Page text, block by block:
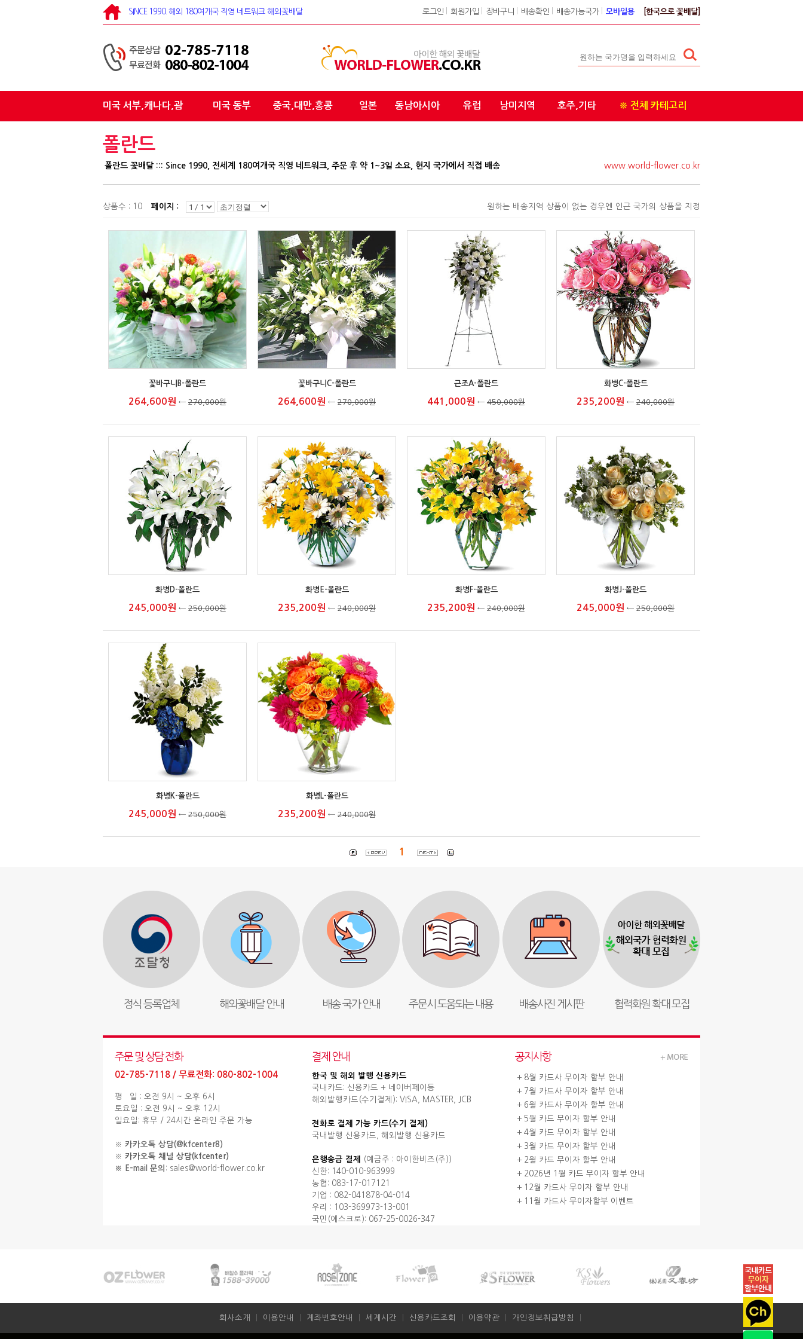
SINCE 1990. 해외 180여개국 직영 네트워크 해외꽃배달 로그인 회원가입 장바구니 배송확인 배송가능국가 모바일용 [한국으로 꽃배달]
미국 서부,캐나다,괌 미국 동부 중국,대만,홍콩 일본 동남아시아 유럽 남미지역 호주,기타 ※ 전체 카테고리
폴란드
폴란드 꽃배달 ::: Since 1990, 전세계 180여개국 직영 네트워크, 주문 후 약 1~3일 소요, 현지 국가에서 직접 배송 www.world-flower.co.kr
상품수 : 10 페이지 : 원하는 배송지역 상품이 없는 경우엔 인근 국가의 상품을 지정
꽃바구니B-폴란드
264,600원 ← 270,000원
꽃바구니C-폴란드
264,600원 ← 270,000원
근조A-폴란드
441,000원 ← 450,000원
화병C-폴란드
235,200원 ← 240,000원
화병D-폴란드
245,000원 ← 250,000원
화병E-폴란드
235,200원 ← 240,000원
화병F-폴란드
235,200원 ← 240,000원
화병J-폴란드
245,000원 ← 250,000원
화병K-폴란드
245,000원 ← 250,000원
화병L-폴란드
235,200원 ← 240,000원
1
정식 등록업체 해외꽃배달 안내 배송 국가 안내 주문시 도움되는 내용 배송사진 게시판 협력화원 확대 모집
주문 및 상담 전화
02-785-7118 / 무료전화: 080-802-1004
평 일 : 오전 9시 ~ 오후 6시
토요일 : 오전 9시 ~ 오후 12시
일요일: 휴무 / 24시간 온라인 주문 가능
※ 카카오톡 상담(@kfcenter8)
※ 카카오톡 채널 상담(kfcenter)
※ E-mail 문의 : sales@world-flower.co.kr
결제 안내
한국 및 해외 발행 신용카드
국내카드: 신용카드 + 네이버페이등
해외발행카드(수기결제): VISA, MASTER, JCB
전화로 결제 가능 카드(수기 결제)
국내발행 신용카드, 해외발행 신용카드
은행송금 결제
(예금주 : 아이한비즈(주))
신한: 140-010-963999
농협: 083-17-017121
기업 : 082-041878-04-014
우리 : 103-369973-13-001
국민(에스크로): 067-25-0026-347
공지사항
+ 8월 카드사 무이자 할부 안내
+ 7월 카드사 무이자 할부 안내
+ 6월 카드사 무이자 할부 안내
+ 5월 카드 무이자 할부 안내
+ 4월 카드 무이자 할부 안내
+ 3월 카드 무이자 할부 안내
+ 2월 카드 무이자 할부 안내
+ 2026년 1월 카드 무이자 할부 안내
+ 12월 카드사 무이자 할부 안내
+ 11월 카드사 무이자할부 이벤트
회사소개 이용안내 계좌번호안내 세계시간 신용카드조회 이용약관 개인정보취급방침